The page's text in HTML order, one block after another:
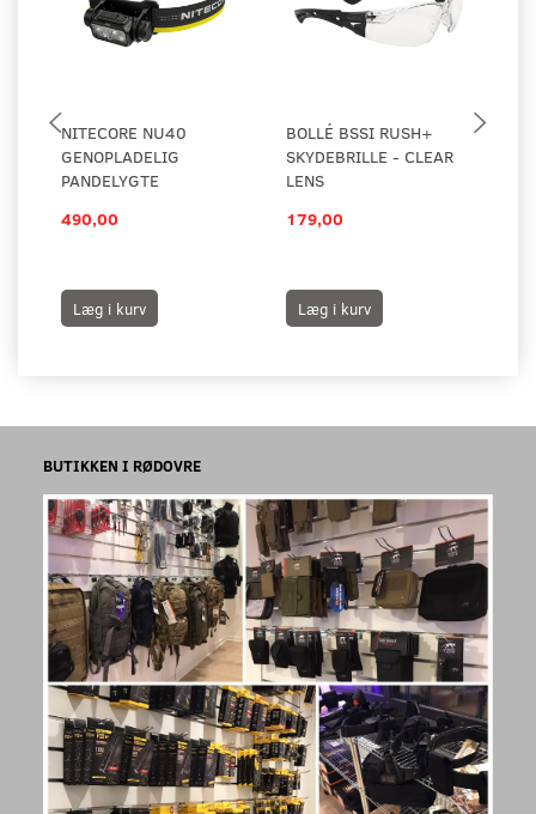
NITECORE NU40
GENOPLADELIG
PANDELYGTE
490,00
Læg i kurv
BOLLÉ BSSI RUSH+
SKYDEBRILLE - CLEAR
LENS
179,00
Læg i kurv
BUTIKKEN I RØDOVRE